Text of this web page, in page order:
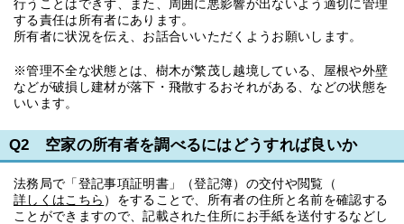
行うことはできず、また、周囲に悪影響が出ないよう適切に管理
する責任は所有者にあります。
所有者に状況を伝え、お話合いいただくようお願いします。
※管理不全な状態とは、樹木が繁茂し越境している、屋根や外壁
などが破損し建材が落下・飛散するおそれがある、などの状態を
いいます。
Q2 空家の所有者を調べるにはどうすれば良いか
法務局で「登記事項証明書」（登記簿）の交付や閲覧（
詳しくはこちら ）をすることで、所有者の住所と名前を確認する
ことができますので、記載された住所にお手紙を送付するなどし